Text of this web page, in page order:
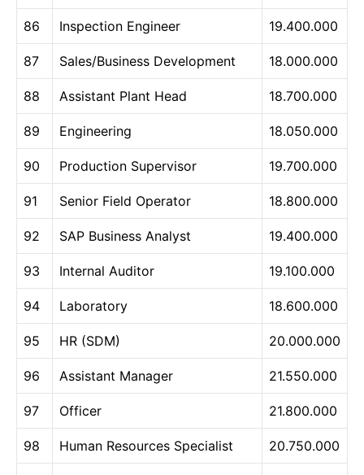
86 Inspection Engineer 19.400.000
87 Sales/Business Development 18.000.000
88 Assistant Plant Head 18.700.000
89 Engineering 18.050.000
90 Production Supervisor 19.700.000
91 Senior Field Operator 18.800.000
92 SAP Business Analyst 19.400.000
93 Internal Auditor 19.100.000
94 Laboratory 18.600.000
95 HR (SDM) 20.000.000
96 Assistant Manager 21.550.000
97 Officer 21.800.000
98 Human Resources Specialist 20.750.000